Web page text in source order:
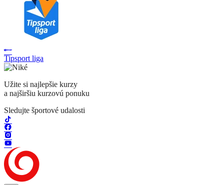
Tipsport liga
Užite si najlepšie kurzy
a najširšiu kurzovú ponuku
Sledujte športové udalosti